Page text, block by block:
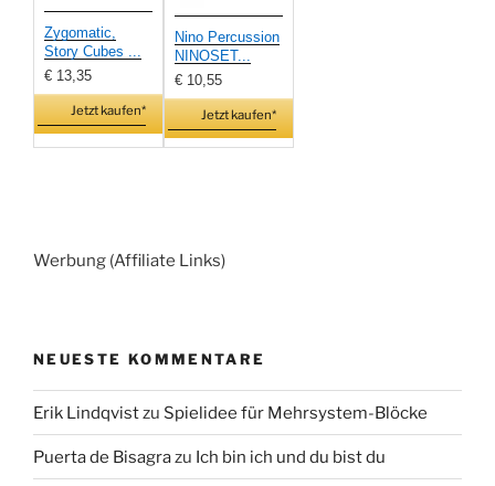
Zygomatic,
Story Cubes ...
€ 13,35
Jetzt kaufen*
Nino Percussion
NINOSET...
€ 10,55
Jetzt kaufen*
Werbung (Affiliate Links)
NEUESTE KOMMENTARE
Erik Lindqvistzu Spielidee für Mehrsystem-Blöcke
Puerta de Bisagrazu Ich bin ich und du bist du